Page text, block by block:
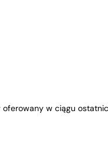
oferowany w ciągu